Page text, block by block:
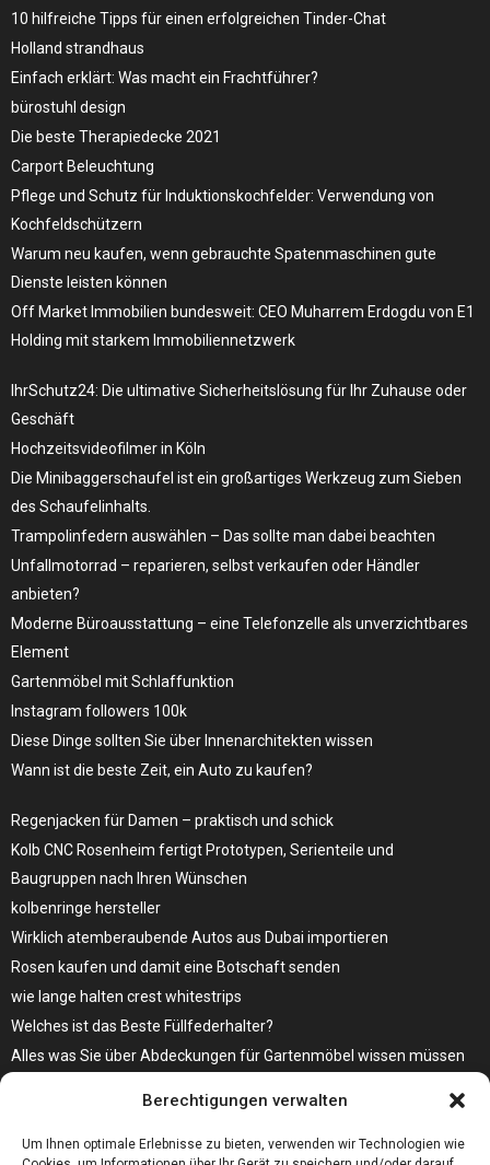
Berechtigungen verwalten
Um Ihnen optimale Erlebnisse zu bieten, verwenden wir Technologien wie
10 hilfreiche Tipps für einen erfolgreichen Tinder-Chat
Holland strandhaus
Einfach erklärt: Was macht ein Frachtführer?
bürostuhl design
Die beste Therapiedecke 2021
Carport Beleuchtung
Pflege und Schutz für Induktionskochfelder: Verwendung von
Kochfeldschützern
Warum neu kaufen, wenn gebrauchte Spatenmaschinen gute
Dienste leisten können
Off Market Immobilien bundesweit: CEO Muharrem Erdogdu von E1
Holding mit starkem Immobiliennetzwerk
IhrSchutz24: Die ultimative Sicherheitslösung für Ihr Zuhause oder
Geschäft
Hochzeitsvideofilmer in Köln
Die Minibaggerschaufel ist ein großartiges Werkzeug zum Sieben
des Schaufelinhalts.
Trampolinfedern auswählen – Das sollte man dabei beachten
Unfallmotorrad – reparieren, selbst verkaufen oder Händler
anbieten?
Moderne Büroausstattung – eine Telefonzelle als unverzichtbares
Element
Gartenmöbel mit Schlaffunktion
Instagram followers 100k
Diese Dinge sollten Sie über Innenarchitekten wissen
Wann ist die beste Zeit, ein Auto zu kaufen?
Regenjacken für Damen – praktisch und schick
Kolb CNC Rosenheim fertigt Prototypen, Serienteile und
Baugruppen nach Ihren Wünschen
kolbenringe hersteller
Wirklich atemberaubende Autos aus Dubai importieren
Rosen kaufen und damit eine Botschaft senden
wie lange halten crest whitestrips
Welches ist das Beste Füllfederhalter?
Alles was Sie über Abdeckungen für Gartenmöbel wissen müssen
Bare Metal Server?